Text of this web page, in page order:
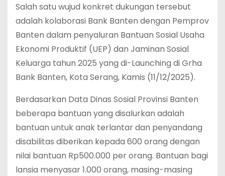
Salah satu wujud konkret dukungan tersebut
adalah kolaborasi Bank Banten dengan Pemprov
Banten dalam penyaluran Bantuan Sosial Usaha
Ekonomi Produktif (UEP) dan Jaminan Sosial
Keluarga tahun 2025 yang di-Launching di Grha
Bank Banten, Kota Serang, Kamis (11/12/2025).
Berdasarkan Data Dinas Sosial Provinsi Banten
beberapa bantuan yang disalurkan adalah
bantuan untuk anak terlantar dan penyandang
disabilitas diberikan kepada 600 orang dengan
nilai bantuan Rp500.000 per orang. Bantuan bagi
lansia menyasar 1.000 orang, masing-masing